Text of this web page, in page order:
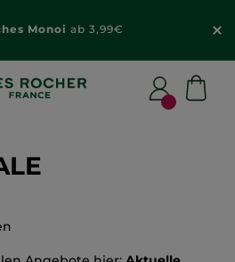
mit deiner Bestellung